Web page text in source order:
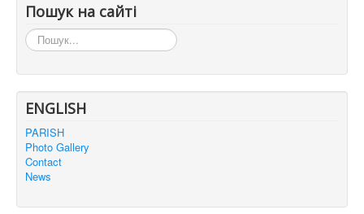
Пошук на сайті
Пошук...
ENGLISH
PARISH
Photo Gallery
Contact
News